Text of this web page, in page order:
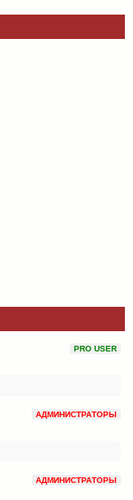
PRO USER
АДМИНИСТРАТОРЫ
АДМИНИСТРАТОРЫ